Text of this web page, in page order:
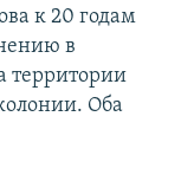
к 20 годам
в
территории
Оба